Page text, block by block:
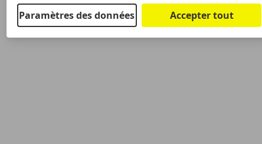
Paramètres des données Accepter tout